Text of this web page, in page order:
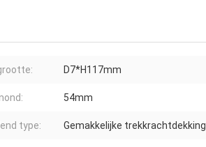
D7*H117mm
54mm
type: Gemakkelijke trekkrachtdekking